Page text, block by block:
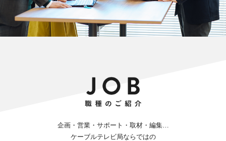
企画・営業・サポート・取材・編集…
ケーブルテレビ局ならではの